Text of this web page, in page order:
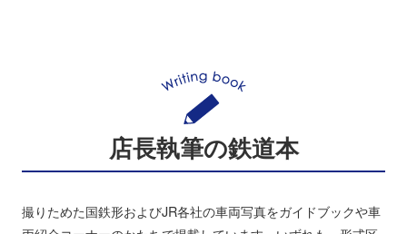
店長執筆の鉄道本
撮りためた国鉄形およびJR各社の車両写真をガイドブックや車